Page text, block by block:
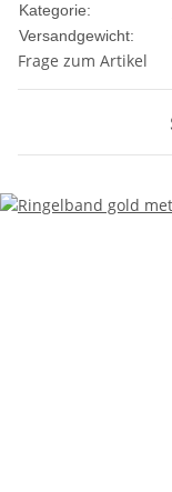
Kategorie:
Versandgewicht:
Frage zum Artikel